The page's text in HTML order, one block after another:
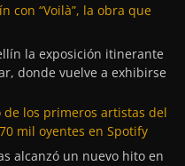
con “Voilà”, la obra que
la exposición itinerante
donde vuelve a exhibirse
los primeros artistas del
mil oyentes en Spotify
alcanzó un nuevo hito en